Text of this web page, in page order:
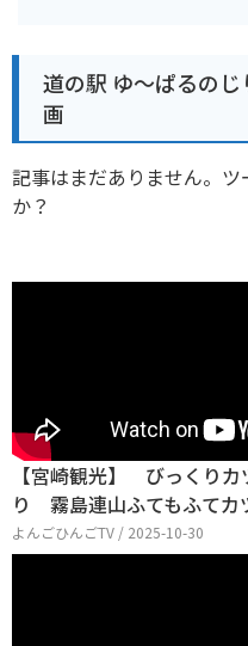
道の駅 ゆ～ぱるの
画
記事はまだありません。
か？
【宮崎観光】 びっくり
り 霧島連山ふてもふて
よんごひんごTV / 2025-10-30